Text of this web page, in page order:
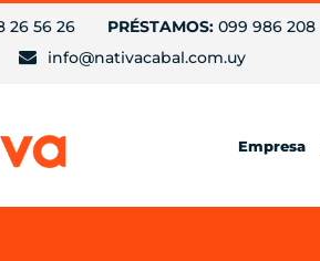
26 56 26 PRÉSTAMOS: 099 986 208
info@nativacabal.com.uy
Empresa